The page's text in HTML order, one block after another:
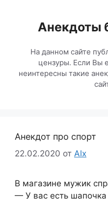
содержимомуАнекдоты
На данном сайте
цензуры. Если Вы
неинтересны такие
Анекдот про спорт
22.02.2020 от Alx
В магазине мужик
— У вас есть шапочка